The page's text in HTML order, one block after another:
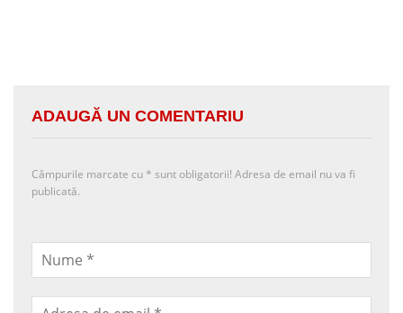
ADAUGĂ UN COMENTARIU
Câmpurile marcate cu * sunt obligatorii! Adresa de email nu va fi
publicată.